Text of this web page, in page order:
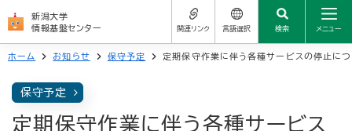
新潟大学
情報基盤センター
関連リンク 言語選択 検索 メニュー
センターについて サイトの使い方
学生の方
新潟大学公式サイト
العربية
日本語
よくある質問（FAQ）
ホーム お知らせ 保守予定 定期保守作業に伴う各種サービスの停止に
保守予定
定期保守作業に伴う各種サービス